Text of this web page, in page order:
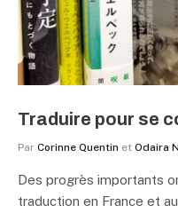
Traduire pour se
Par Corinne Quentin et Odaira
Des progrès importants
traduction en France et